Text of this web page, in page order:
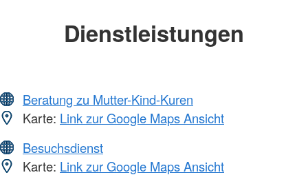
Dienstleistungen
Beratung zu Mutter-Kind-Kuren
Karte: Link zur Google Maps Ansicht
Besuchsdienst
Karte: Link zur Google Maps Ansicht